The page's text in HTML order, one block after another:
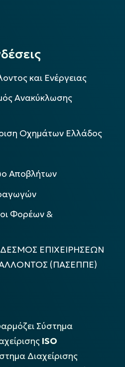
και Ενέργειας
Ανακύκλωσης
Οχημάτων Ελλάδος
Αποβλήτων
Φορέων &
ΕΠΙΧΕΙΡΗΣΕΩΝ
(ΠΑΣΕΠΠΕ)
Σύστημα
ISO
Διαχείρισης